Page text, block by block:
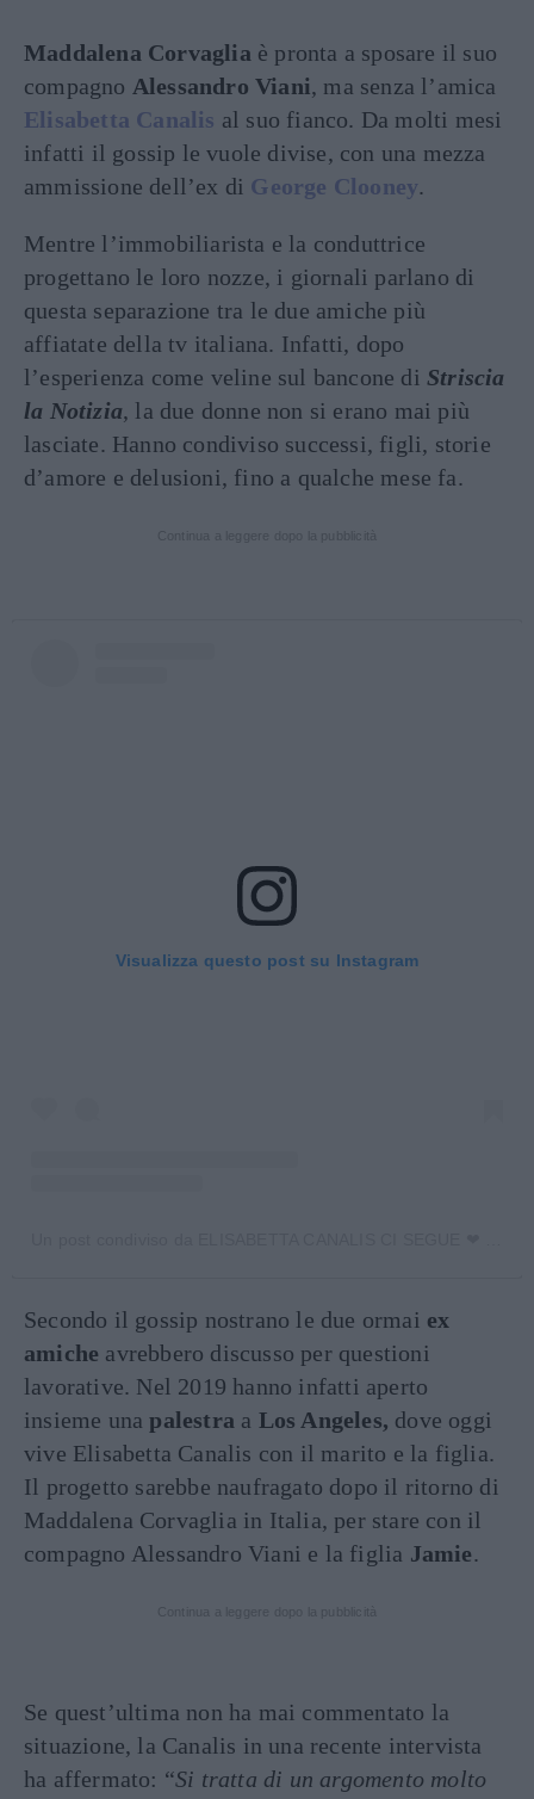
Maddalena Corvaglia è pronta a sposare il suo
compagno Alessandro Viani, ma senza l’amica
Elisabetta Canalis al suo fianco. Da molti mesi
infatti il gossip le vuole divise, con una mezza
ammissione dell’ex di George Clooney.
Mentre l’immobiliarista e la conduttrice
progettano le loro nozze, i giornali parlano di
questa separazione tra le due amiche più
affiatate della tv italiana. Infatti, dopo
l’esperienza come veline sul bancone diStriscia
la Notizia, la due donne non si erano mai più
lasciate. Hanno condiviso successi, figli, storie
d’amore e delusioni, fino a qualche mese fa.
Visualizza questo post su Instagram
Secondo il gossip nostrano le due ormai ex
amiche avrebbero discusso per questioni
lavorative. Nel 2019 hanno infatti aperto
insieme unapalestra a Los Angeles, dove oggi
vive Elisabetta Canalis con il marito e la figlia.
Il progetto sarebbe naufragato dopo il ritorno di
Maddalena Corvaglia in Italia, per stare con il
compagno Alessandro Viani e la figlia Jamie.
Se quest’ultima non ha mai commentato la
situazione, la Canalis in una recente intervista
ha affermato: “Si tratta di un argomento molto